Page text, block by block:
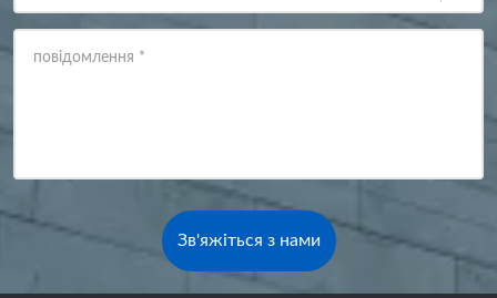
повідомлення *
Зв'яжіться з нами